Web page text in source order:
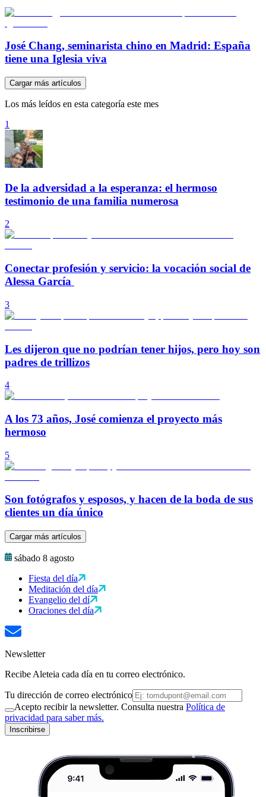
José Chang, seminarista chino en Madrid: España
tiene una Iglesia viva
Cargar más artículos
Los más leídos en esta categoría este mes
1
De la adversidad a la esperanza: el hermoso
testimonio de una familia numerosa
2
Conectar profesión y servicio: la vocación social de
Alessa García
3
Les dijeron que no podrían tener hijos, pero hoy son
padres de trillizos
4
A los 73 años, José comienza el proyecto más
hermoso
5
Son fotógrafos y esposos, y hacen de la boda de sus
clientes un día único
Cargar más artículos
sábado 8 agosto
Fiesta del día
Meditación del día
Evangelio del dí
Oraciones del día
Newsletter
Recibe Aleteia cada día en tu correo electrónico.
Tu dirección de correo electrónico
Acepto recibir la newsletter. Consulta nuestra Política de
privacidad para saber más.
Inscribirse